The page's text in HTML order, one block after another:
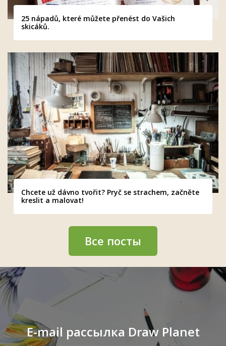
25 nápadů, které můžete přenést do Vašich
skicáků.
Chcete už dávno tvořit? Pryč se strachem, začněte
kreslit a malovat!
Все посты
E-mail рассылка Draw Planet